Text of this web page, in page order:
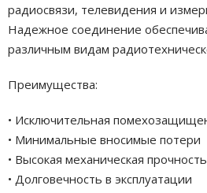
радиосвязи, телевидения и
Надежное соединение
различным видам
Преимущества:
• Исключительная
• Минимальные вносимые потери
• Высокая механическая прочность
• Долговечность в эксплуатации